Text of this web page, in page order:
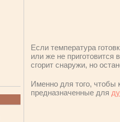
Если температура
или же не
сгорит снаружи, но
Именно для того, чтобы
предназначенные для